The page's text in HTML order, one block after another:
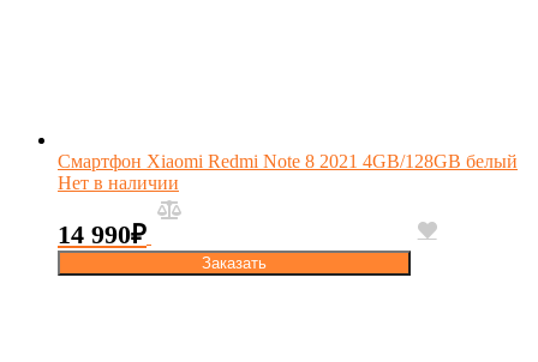
Смартфон Xiaomi Redmi Note 8 2021 4GB/128GB белый
Нет в наличии
14 990₽
Заказать